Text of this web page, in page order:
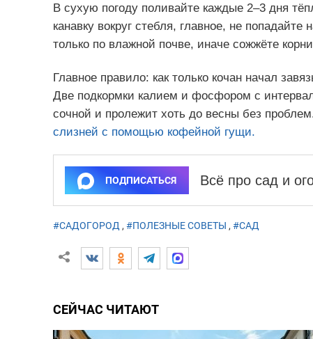
В сухую погоду поливайте каждые 2–3 дня
канавку вокруг стебля, главное, не
только по влажной почве, иначе сожжёте
Главное правило: как только кочан начал
Две подкормки калием и фосфором с
сочной и пролежит хоть до весны без
слизней с помощью кофейной гущи.
ПОДПИСАТЬСЯ Всё про сад и
#САДОГОРОД , #ПОЛЕЗНЫЕ СОВЕТЫ , #САД
СЕЙЧАС ЧИТАЮТ